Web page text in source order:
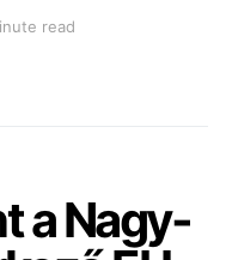
read
a Nagy-